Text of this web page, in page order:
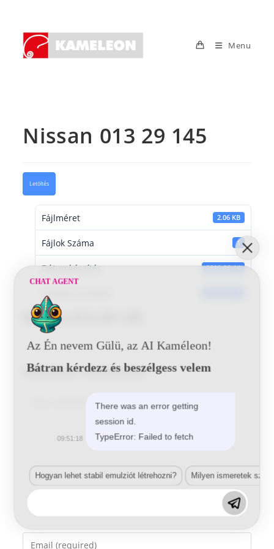
content
Menu
Nissan 013 29 145
Letöltés
Fájlméret 2.06 KB
Fájlok Száma 1
Dátumkészítés 2016-06-14
Utoljára frissített
Nissan 013 29 145
Vélemény, hozzászólás?
your
name
Enter
CHAT AGENT
Az Én nevem Gülü, az AI Kaméleon!
Bátran kérdezz és beszélgess velem
There was an error getting
session id.
TypeError: Failed to fetch
09:51:18
Hogyan lehet stabil emulziót létrehozni? Milyen ismeretek